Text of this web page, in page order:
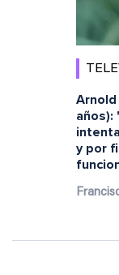
años):
y por